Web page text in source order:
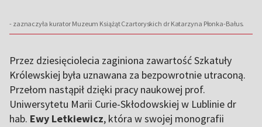
- zaznaczyła kurator Muzeum Książąt Czartoryskich dr Katarzyna Płonka-Bałus.
Przez dziesięciolecia zaginiona zawartość Szkatuły
Królewskiej była uznawana za bezpowrotnie utraconą.
Przełom nastąpił dzięki pracy naukowej prof.
Uniwersytetu Marii Curie-Skłodowskiej w Lublinie dr
hab. Ewy Letkiewicz, która w swojej monografii